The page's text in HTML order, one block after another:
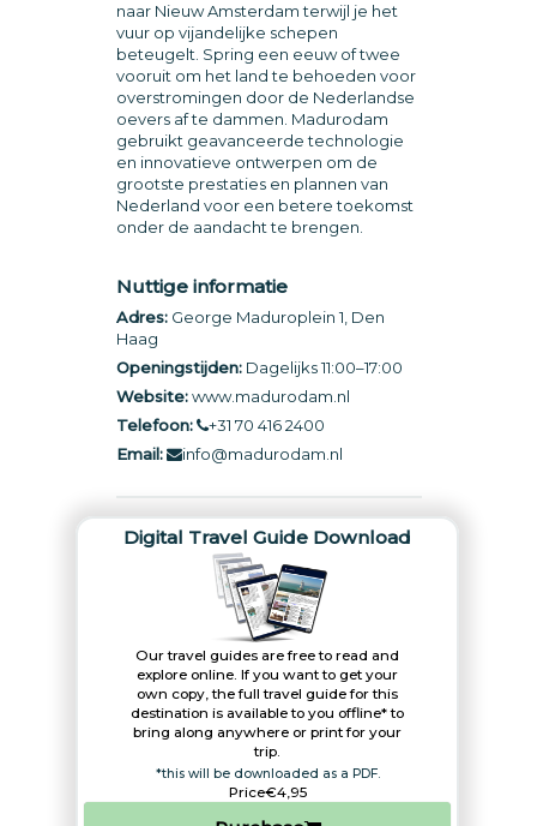
naar Nieuw Amsterdam terwijl je het
vuur op vijandelijke schepen
beteugelt. Spring een eeuw of twee
vooruit om het land te behoeden voor
overstromingen door de Nederlandse
oevers af te dammen. Madurodam
gebruikt geavanceerde technologie
en innovatieve ontwerpen om de
grootste prestaties en plannen van
Nederland voor een betere toekomst
onder de aandacht te brengen.
Nuttige informatie
Adres:George Maduroplein 1, Den
Haag
Openingstijden:Dagelijks 11:00–17:00
Website: www.madurodam.nl
Telefoon:
+31 70 416 2400
Email:
info@madurodam.nl
Digital Travel Guide Download
Our travel guides are free to read and
explore online. If you want to get your
own copy, the full travel guide for this
destination is available to you offline* to
bring along anywhere or print for your
trip.​
*this will be downloaded as a PDF.
Price€4,95